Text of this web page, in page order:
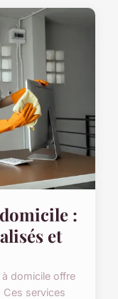
:
et
domicile offre
services